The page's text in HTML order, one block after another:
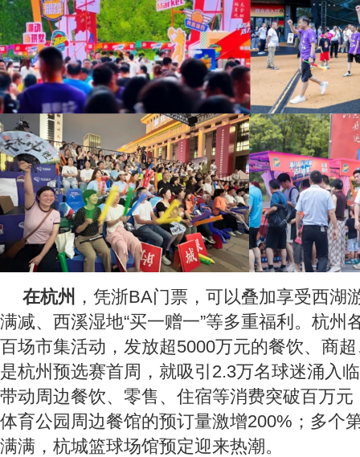
在杭州 ，凭浙BA门票，可以叠加享受西湖
满减、西溪湿地“买一赠一”等多重福利。杭州
百场市集活动，发放超5000万元的餐饮、商
是杭州预选赛首周，就吸引2.3万名球迷涌入
带动周边餐饮、零售、住宿等消费突破百万
体育公园周边餐馆的预订量激增200%；多个
满满，杭城篮球场馆预定迎来热潮。